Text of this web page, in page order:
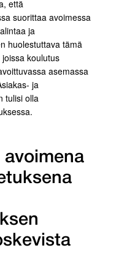
että
suorittaa avoimessa
ja
huolestuttava tämä
koulutus
asemassa
ja
tulisi olla
avoimena